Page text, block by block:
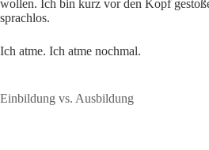
wollen. Ich bin kurz vor den Kopf
sprachlos.
Ich atme. Ich atme nochmal.
Einbildung vs. Ausbildung